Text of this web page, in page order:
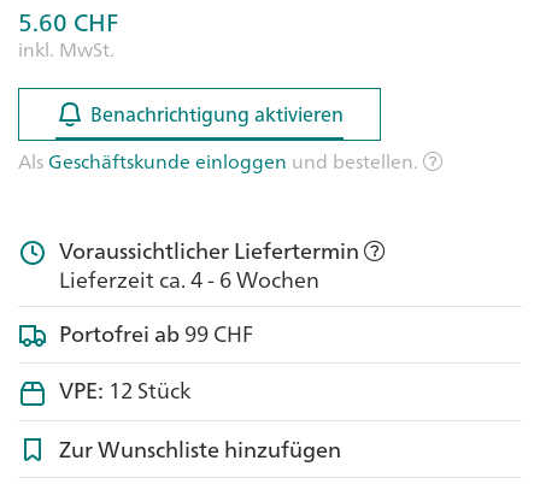
5.60 CHF
inkl. MwSt.
Benachrichtigung aktivieren
Benachrichtigung aktivieren
AlsGeschäftskunde einloggen und bestellen.
Voraussichtlicher Liefertermin
Lieferzeit ca. 4 - 6 Wochen
Portofrei ab99 CHF
VPE: 12 Stück
Zur Wunschliste hinzufügen